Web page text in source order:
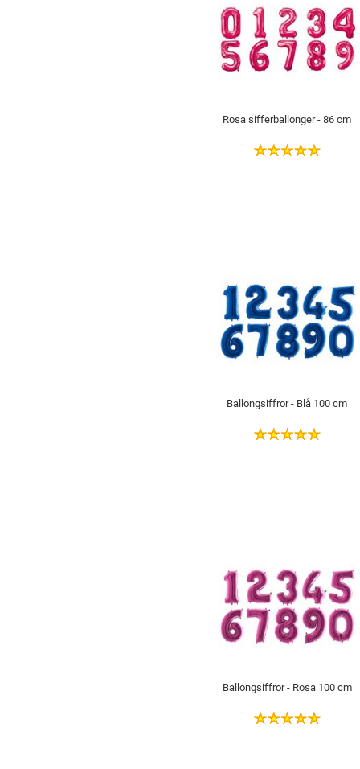
Rosa sifferballonger - 86 cm
Ballongsiffror - Blå 100 cm
Ballongsiffror - Rosa 100 cm